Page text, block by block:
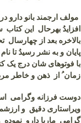
مولف ارجمند بانو
افزایدُ بهرحال این
بالاخره بعد از چهارسال
پایان و به نشر رسیدُ تا
با فوتوهای شان درج یک
زمان ُ از ذهن و خاطر
دوست فرزانه وگرامی
ویراستاری دقیق و
گرامی ماریا دارو